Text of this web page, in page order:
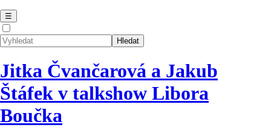
☰
Jitka Čvančarová a Jakub
Štáfek v talkshow Libora
Boučka